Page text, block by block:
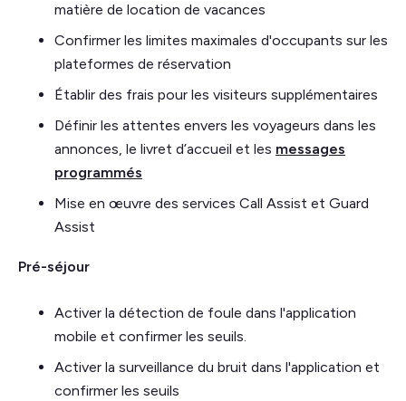
matière de location de vacances
Confirmer les limites maximales d'occupants sur les
plateformes de réservation
Établir des frais pour les visiteurs supplémentaires
Définir les attentes envers les voyageurs dans les
annonces, le livret d’accueil et les messages
programmés
Mise en œuvre des services Call Assist et Guard
Assist
Pré-séjour
Activer la détection de foule dans l'application
mobile et confirmer les seuils.
Activer la surveillance du bruit dans l'application et
confirmer les seuils